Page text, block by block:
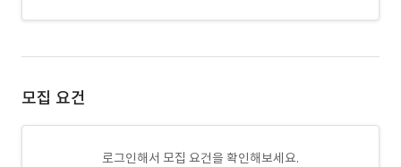
모집 요건
로그인해서 모집 요건을 확인해보세요.